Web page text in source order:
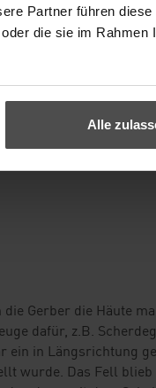
Partner führen diese
die sie im Rahmen
Alle
Gerber die Häute
dafür, z.B.
ein in Längsrichtung
wurde. Das Fell